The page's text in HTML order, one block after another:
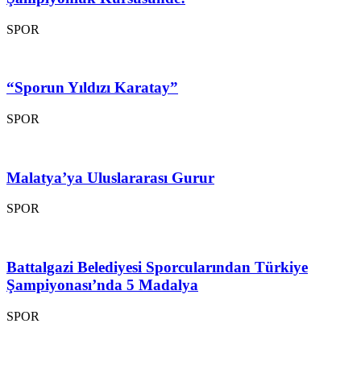
SPOR
“Sporun Yıldızı Karatay”
SPOR
Malatya’ya Uluslararası Gurur
SPOR
Battalgazi Belediyesi Sporcularından Türkiye
Şampiyonası’nda 5 Madalya
SPOR